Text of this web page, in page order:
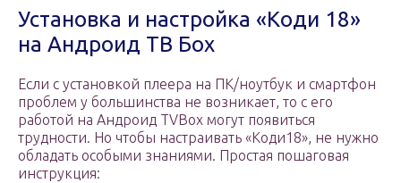
Установка и настройка «Коди 18»
на Андроид ТВ Бох
Если с установкой плеера на ПК/ноутбук и смартфон
проблем у большинства не возникает, то с его
работой на Андроид TVBox могут появиться
трудности. Но чтобы настраивать «Коди18», не нужно
обладать особыми знаниями. Простая пошаговая
инструкция: